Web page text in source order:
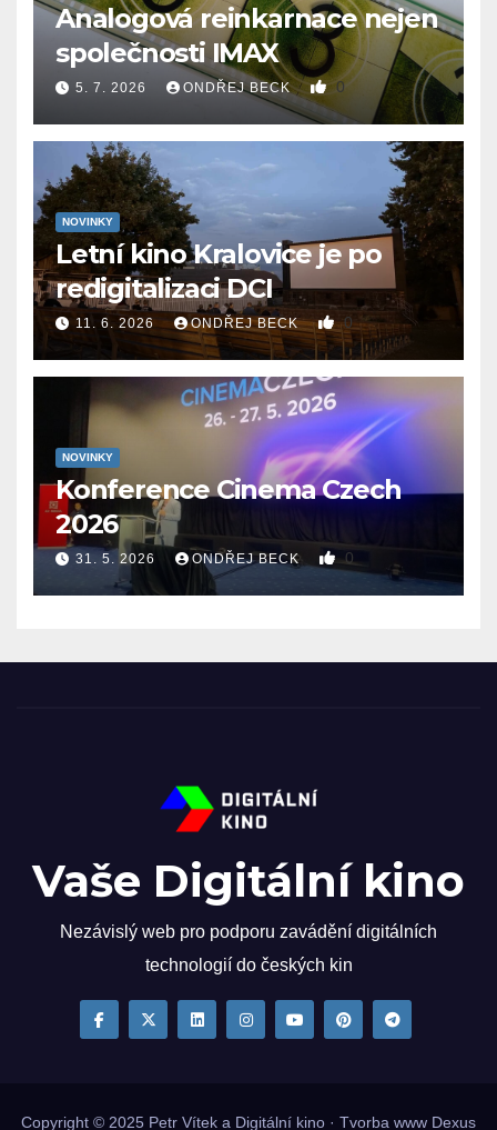
Analogová reinkarnace nejen
společnosti IMAX
5. 7. 2026 ONDŘEJ BECK 0
NOVINKY
Letní kino Kralovice je po
redigitalizaci DCI
11. 6. 2026 ONDŘEJ BECK 0
NOVINKY
Konference Cinema Czech
2026
31. 5. 2026 ONDŘEJ BECK 0
Vaše Digitální kino
Nezávislý web pro podporu zavádění digitálních
technologií do českých kin
Copyright © 2025 Petr Vítek a Digitální kino · Tvorba www Dexus